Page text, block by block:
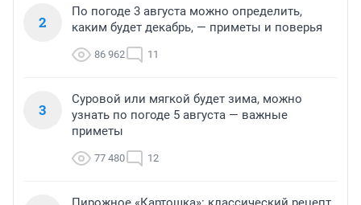
2
По погоде 3 августа можно определить,
каким будет декабрь, — приметы и поверья
86 962 11
3
Суровой или мягкой будет зима, можно
узнать по погоде 5 августа — важные
приметы
77 480 12